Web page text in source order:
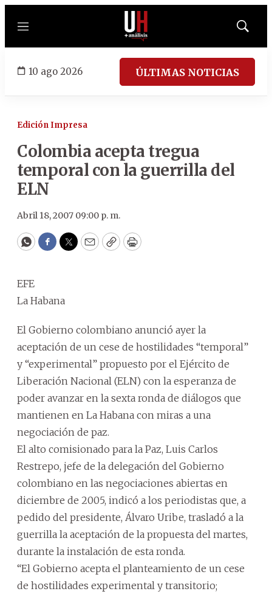
Menú
Mostrar
10 ago 2026 ÚLTIMAS NOTICIAS
Edición Impresa
Colombia acepta tregua
temporal con la guerrilla del
ELN
Abril 18, 2007 09:00 p. m.
WhatsApp
Facebook
Twitter
EmailCopyPrint
EFE
La Habana
El Gobierno colombiano anunció ayer la
aceptación de un cese de hostilidades “temporal”
y “experimental” propuesto por el Ejército de
Liberación Nacional (ELN) con la esperanza de
poder avanzar en la sexta ronda de diálogos que
mantienen en La Habana con miras a una
negociación de paz.
El alto comisionado para la Paz, Luis Carlos
Restrepo, jefe de la delegación del Gobierno
colombiano en las negociaciones abiertas en
diciembre de 2005, indicó a los periodistas que, a
pedido del presidente, Álvaro Uribe, trasladó a la
guerrilla la aceptación de la propuesta del martes,
durante la instalación de esta ronda.
“El Gobierno acepta el planteamiento de un cese
de hostilidades experimental y transitorio;